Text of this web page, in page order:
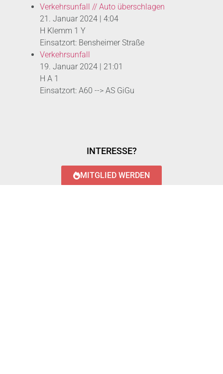
Verkehrsunfall // Auto überschlagen
21. Januar 2024 | 4:04
H Klemm 1 Y
Einsatzort: Bensheimer Straße
Verkehrsunfall
19. Januar 2024 | 21:01
H A 1
Einsatzort: A60 --> AS GiGu
INTERESSE?
MITGLIED WERDEN